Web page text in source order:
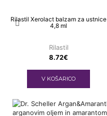
Rilastil Xerolact balzam za ustnice
4,8 ml
Rilastil
8.72€
V KOŠARICO